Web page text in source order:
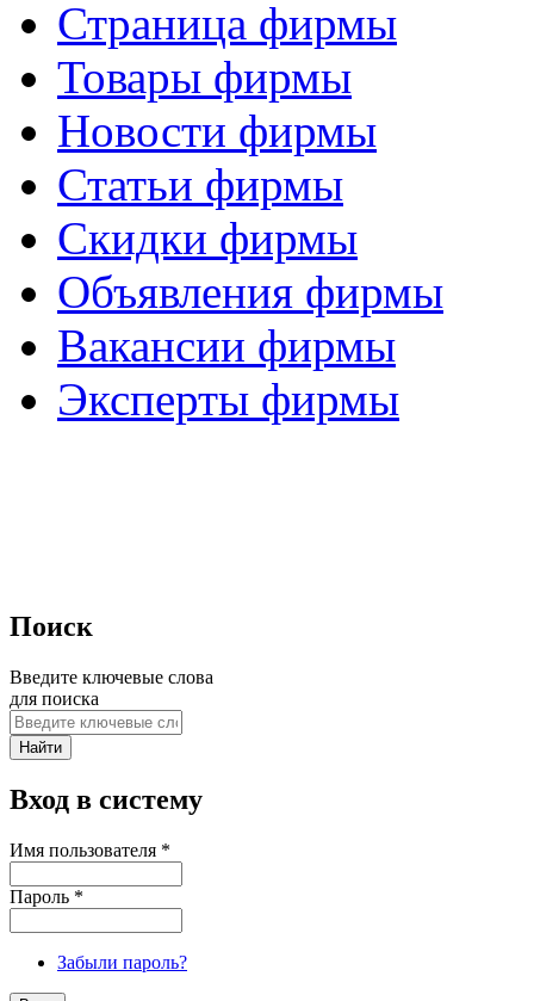
Страница фирмы
Товары фирмы
Новости фирмы
Статьи фирмы
Скидки фирмы
Объявления фирмы
Вакансии фирмы
Эксперты фирмы
Поиск
Введите ключевые слова
для поиска
Вход в систему
Имя пользователя *
Пароль *
Забыли пароль?